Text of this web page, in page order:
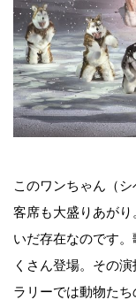
このワンちゃん（
客席も大盛りあが
いだ存在なのです
くさん登場。その
ラリーでは動物た